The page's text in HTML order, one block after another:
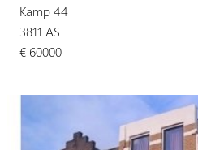
Kamp 44
3811 AS
€ 60000